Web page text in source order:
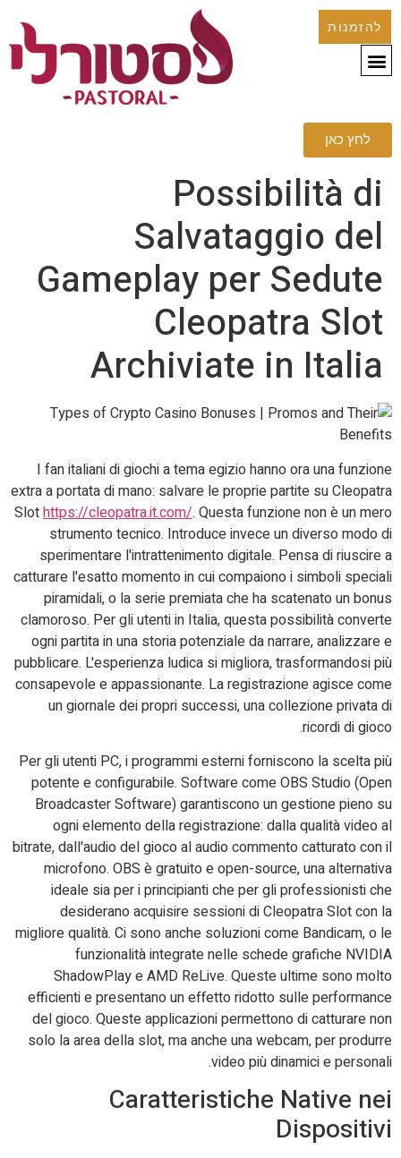
להזמנות
לחץ כאן
Possibilità di
Salvataggio del
Gameplay per Sedute
Cleopatra Slot
Archiviate in Italia
I fan italiani di giochi a tema egizio hanno ora una funzione
extra a portata di mano: salvare le proprie partite su Cleopatra
Slothttps://cleopatra.it.com/. Questa funzione non è un mero
strumento tecnico. Introduce invece un diverso modo di
sperimentare l'intrattenimento digitale. Pensa di riuscire a
catturare l'esatto momento in cui compaiono i simboli speciali
piramidali, o la serie premiata che ha scatenato un bonus
clamoroso. Per gli utenti in Italia, questa possibilità converte
ogni partita in una storia potenziale da narrare, analizzare e
pubblicare. L'esperienza ludica si migliora, trasformandosi più
consapevole e appassionante. La registrazione agisce come
un giornale dei propri successi, una collezione privata di
ricordi di gioco.
Per gli utenti PC, i programmi esterni forniscono la scelta più
potente e configurabile. Software come OBS Studio (Open
Broadcaster Software) garantiscono un gestione pieno su
ogni elemento della registrazione: dalla qualità video al
bitrate, dall'audio del gioco al audio commento catturato con il
microfono. OBS è gratuito e open-source, una alternativa
ideale sia per i principianti che per gli professionisti che
desiderano acquisire sessioni di Cleopatra Slot con la
migliore qualità. Ci sono anche soluzioni come Bandicam, o le
funzionalità integrate nelle schede grafiche NVIDIA
ShadowPlay e AMD ReLive. Queste ultime sono molto
efficienti e presentano un effetto ridotto sulle performance
del gioco. Queste applicazioni permettono di catturare non
solo la area della slot, ma anche una webcam, per produrre
video più dinamici e personali.
Caratteristiche Native nei
Dispositivi